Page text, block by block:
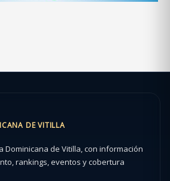
DE VITILLA
Dominicana de Vitilla, con información
rankings, eventos y cobertura